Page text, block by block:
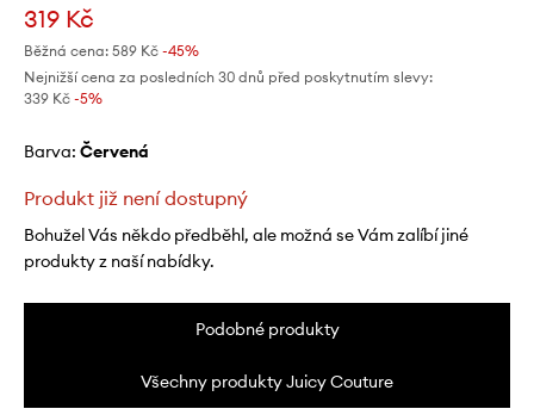
319 Kč
Běžná cena: 589 Kč -45%
Nejnižší cena za posledních 30 dnů před poskytnutím slevy:
339 Kč -5%
Barva: červená
Produkt již není dostupný
Bohužel Vás někdo předběhl, ale možná se Vám zalíbí jiné
produkty z naší nabídky.
Podobné produkty
Všechny produkty Juicy Couture